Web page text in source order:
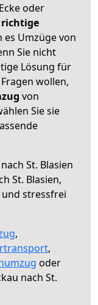
oder
richtige
es Umzüge von
Sie nicht
Lösung für
wollen,
von
Sie sie
St. Blasien
St. Blasien,
stressfrei
,
,
oder
nach St.